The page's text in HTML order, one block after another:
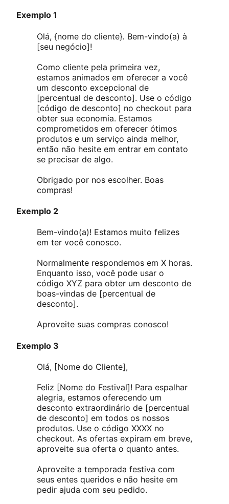
Exemplo 1
Olá, {nome do cliente}. Bem-vindo(a) à
[seu negócio]!
Como cliente pela primeira vez,
estamos animados em oferecer a você
um desconto excepcional de
[percentual de desconto]. Use o código
[código de desconto] no checkout para
obter sua economia. Estamos
comprometidos em oferecer ótimos
produtos e um serviço ainda melhor,
então não hesite em entrar em contato
se precisar de algo.
Obrigado por nos escolher. Boas
compras!
Exemplo 2
Bem-vindo(a)! Estamos muito felizes
em ter você conosco.
Normalmente respondemos em X horas.
Enquanto isso, você pode usar o
código XYZ para obter um desconto de
boas-vindas de [percentual de
desconto].
Aproveite suas compras conosco!
Exemplo 3
Olá, [Nome do Cliente],
Feliz [Nome do Festival]! Para espalhar
alegria, estamos oferecendo um
desconto extraordinário de [percentual
de desconto] em todos os nossos
produtos. Use o código XXXX no
checkout. As ofertas expiram em breve,
aproveite sua oferta o quanto antes.
Aproveite a temporada festiva com
seus entes queridos e não hesite em
pedir ajuda com seu pedido.